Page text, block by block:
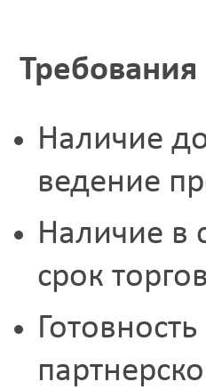
Наличие
ведение
Наличие в
срок